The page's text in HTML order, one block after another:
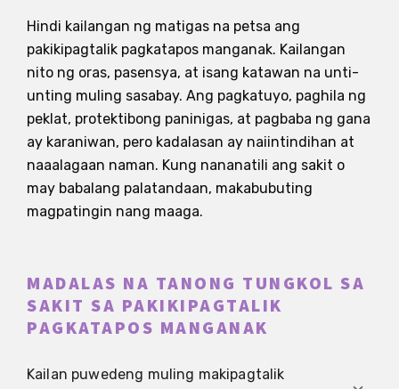
Hindi kailangan ng matigas na petsa ang
pakikipagtalik pagkatapos manganak. Kailangan
nito ng oras, pasensya, at isang katawan na unti-
unting muling sasabay. Ang pagkatuyo, paghila ng
peklat, protektibong paninigas, at pagbaba ng gana
ay karaniwan, pero kadalasan ay naiintindihan at
naaalagaan naman. Kung nananatili ang sakit o
may babalang palatandaan, makabubuting
magpatingin nang maaga.
MADALAS NA TANONG TUNGKOL SA
SAKIT SA PAKIKIPAGTALIK
PAGKATAPOS MANGANAK
Kailan puwedeng muling makipagtalik